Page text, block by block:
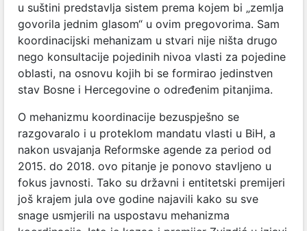
u suštini predstavlja sistem prema kojem bi „zemlja
govorila jednim glasom“ u ovim pregovorima. Sam
koordinacijski mehanizam u stvari nije ništa drugo
nego konsultacije pojedinih nivoa vlasti za pojedine
oblasti, na osnovu kojih bi se formirao jedinstven
stav Bosne i Hercegovine o određenim pitanjima.
O mehanizmu koordinacije bezuspješno se
razgovaralo i u proteklom mandatu vlasti u BiH, a
nakon usvajanja Reformske agende za period od
2015. do 2018. ovo pitanje je ponovo stavljeno u
fokus javnosti. Tako su državni i entitetski premijeri
još krajem jula ove godine najavili kako su sve
snage usmjerili na uspostavu mehanizma